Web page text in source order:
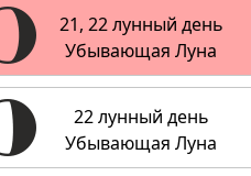
21, 22 лунный день
Убывающая Луна
22 лунный день
Убывающая Луна